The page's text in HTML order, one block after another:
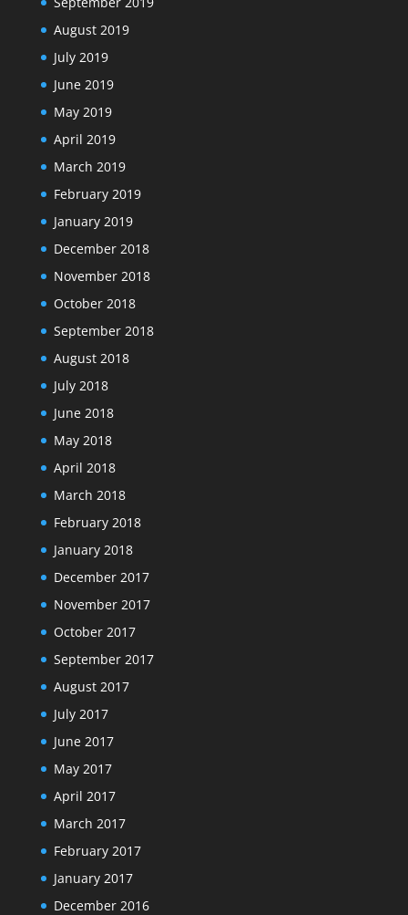
August 2019
July 2019
June 2019
May 2019
April 2019
March 2019
February 2019
January 2019
December 2018
November 2018
October 2018
September 2018
August 2018
July 2018
June 2018
May 2018
April 2018
March 2018
February 2018
January 2018
December 2017
November 2017
October 2017
September 2017
August 2017
July 2017
June 2017
May 2017
April 2017
March 2017
February 2017
January 2017
December 2016